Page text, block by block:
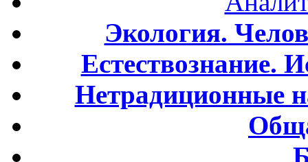
Экология.
Естествознание.
Нетрадиционные